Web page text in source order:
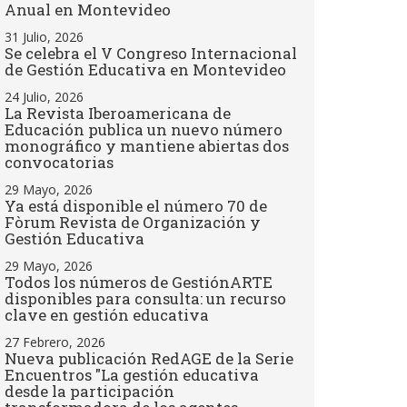
Anual en Montevideo
31 Julio, 2026
Se celebra el V Congreso Internacional
de Gestión Educativa en Montevideo
24 Julio, 2026
La Revista Iberoamericana de
Educación publica un nuevo número
monográfico y mantiene abiertas dos
convocatorias
29 Mayo, 2026
Ya está disponible el número 70 de
Fòrum Revista de Organización y
Gestión Educativa
29 Mayo, 2026
Todos los números de GestiónARTE
disponibles para consulta: un recurso
clave en gestión educativa
27 Febrero, 2026
Nueva publicación RedAGE de la Serie
Encuentros "La gestión educativa
desde la participación